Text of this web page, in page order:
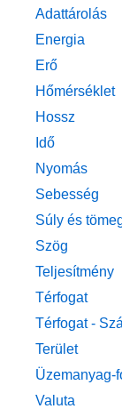
Adattárolás
Energia
Erő
Hőmérséklet
Hossz
Idő
Nyomás
Sebesség
Súly és
Szög
Teljesítmény
Térfogat
Térfogat -
Terület
Üzemanyag-
Valuta